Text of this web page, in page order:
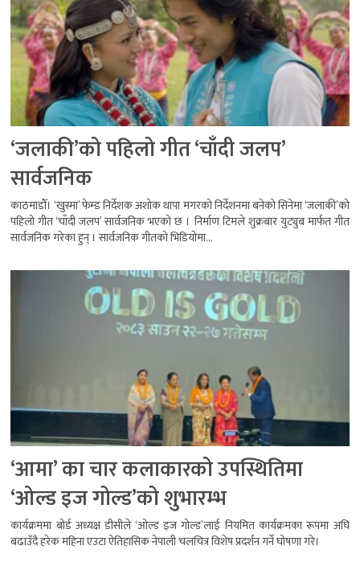
‘जलाकी’को पहिलो गीत ‘चाँदी जलप’
सार्वजनिक
काठमाडौँ। ‘खुस्मा’ फेम्ड निर्देशक अशोक थापा मगरको निर्देशनमा बनेको सिनेमा ‘जलाकी’को
पहिलो गीत ‘चाँदी जलप’ सार्वजनिक भएको छ । निर्माण टिमले शुक्रबार युट्युब मार्फत गीत
सार्वजनिक गरेका हुन् । सार्वजनिक गीतको भिडियोमा...
‘आमा’ का चार कलाकारको उपस्थितिमा
‘ओल्ड इज गोल्ड’को शुभारम्भ
कार्यक्रममा बोर्ड अध्यक्ष डीसीले ‘ओल्ड इज गोल्ड’लाई नियमित कार्यक्रमका रूपमा अघि
बढाउँदै हरेक महिना एउटा ऐतिहासिक नेपाली चलचित्र विशेष प्रदर्शन गर्ने घोषणा गरे।